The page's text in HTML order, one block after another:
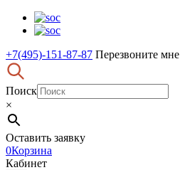
+7(495)-151-87-87 Перезвоните мне
Поиск
×
Оставить заявку
0Корзина
Кабинет